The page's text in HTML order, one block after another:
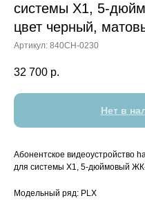
системы X1, 5-
цвет черный,
Артикул: 840CH-0230
32 700 р.
Нет в
Абонентское видеоустройство
для системы X1, 5-дюймовый
Модельный ряд: PLX